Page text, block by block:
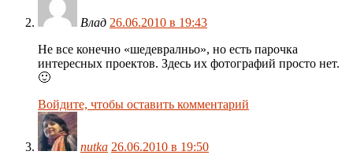
Влад 26.06.2010 в 19:43
Не все конечно «шедевралньо», но есть парочка
интересных проектов. Здесь их фотографий просто нет.
🙂
Войдите, чтобы оставить комментарий
nutka 26.06.2010 в 19:50